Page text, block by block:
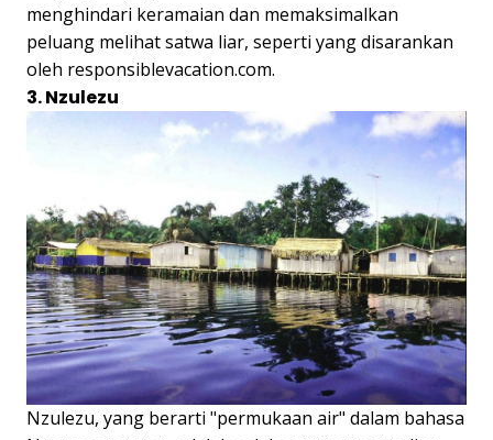
menghindari keramaian dan memaksimalkan
peluang melihat satwa liar, seperti yang disarankan
oleh responsiblevacation.com.
3. Nzulezu
Nzulezu, yang berarti "permukaan air" dalam bahasa